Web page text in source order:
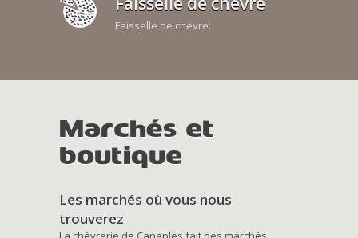
Faisselle de chèvre.
Marchés et
boutique
Les marchés où vous nous
trouverez